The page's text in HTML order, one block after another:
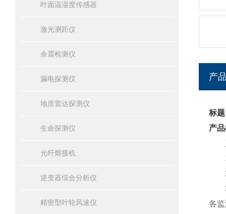
叶面温湿度传感器
激光测距仪
余震检测仪
漏电探测仪
地质雷达探测仪
生命探测仪
光纤熔接机
逆变器综合分析仪
精密型叶轮风速仪
产
标
产
产
1.
2.
3.
各